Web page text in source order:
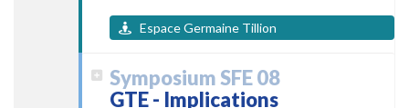
Espace Germaine Tillion
Symposium SFE 08
GTE - Implications